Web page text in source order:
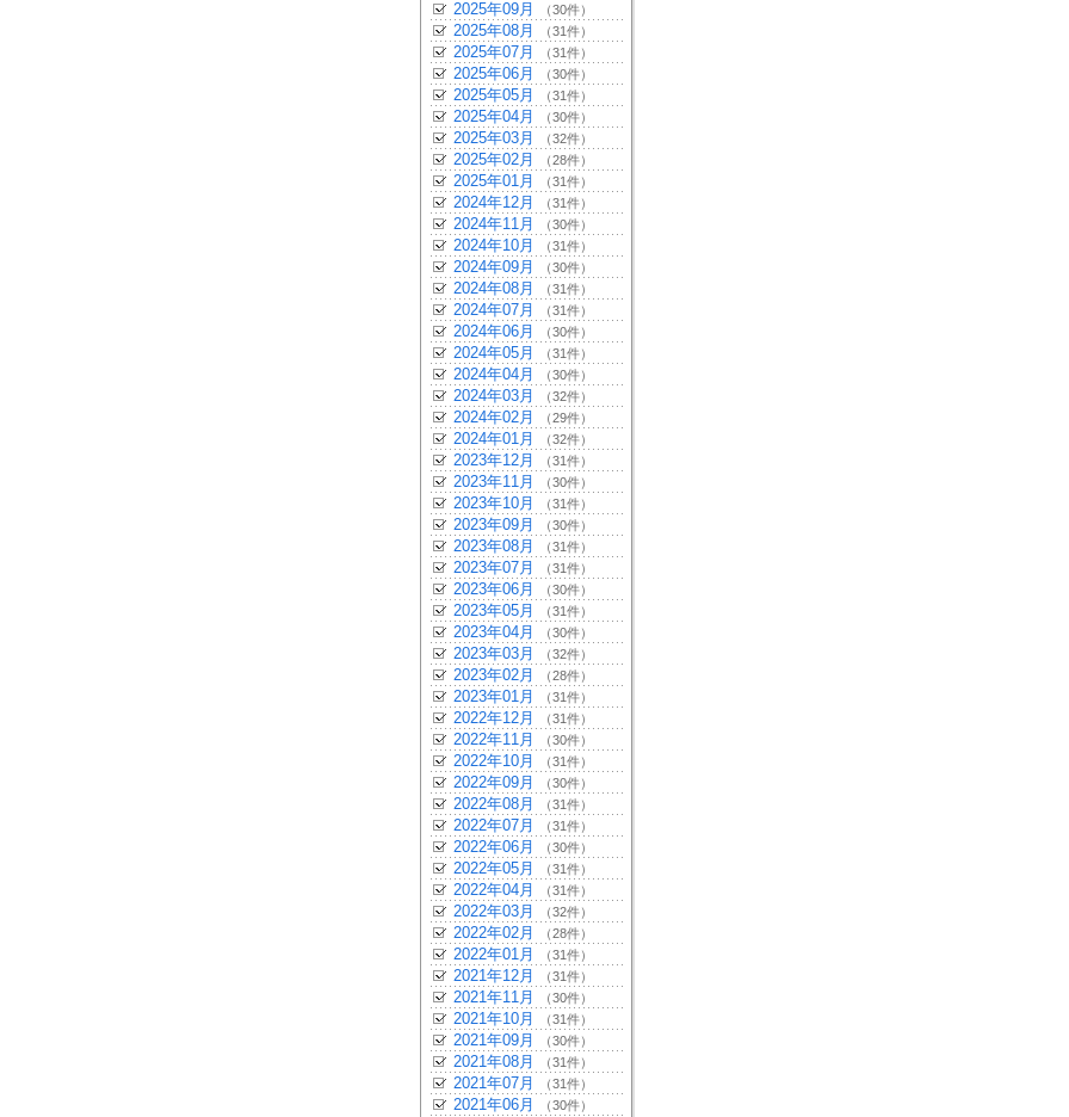
2025年09月 （30件）
2025年08月 （31件）
2025年07月 （31件）
2025年06月 （30件）
2025年05月 （31件）
2025年04月 （30件）
2025年03月 （32件）
2025年02月 （28件）
2025年01月 （31件）
2024年12月 （31件）
2024年11月 （30件）
2024年10月 （31件）
2024年09月 （30件）
2024年08月 （31件）
2024年07月 （31件）
2024年06月 （30件）
2024年05月 （31件）
2024年04月 （30件）
2024年03月 （32件）
2024年02月 （29件）
2024年01月 （32件）
2023年12月 （31件）
2023年11月 （30件）
2023年10月 （31件）
2023年09月 （30件）
2023年08月 （31件）
2023年07月 （31件）
2023年06月 （30件）
2023年05月 （31件）
2023年04月 （30件）
2023年03月 （32件）
2023年02月 （28件）
2023年01月 （31件）
2022年12月 （31件）
2022年11月 （30件）
2022年10月 （31件）
2022年09月 （30件）
2022年08月 （31件）
2022年07月 （31件）
2022年06月 （30件）
2022年05月 （31件）
2022年04月 （31件）
2022年03月 （32件）
2022年02月 （28件）
2022年01月 （31件）
2021年12月 （31件）
2021年11月 （30件）
2021年10月 （31件）
2021年09月 （30件）
2021年08月 （31件）
2021年07月 （31件）
2021年06月 （30件）